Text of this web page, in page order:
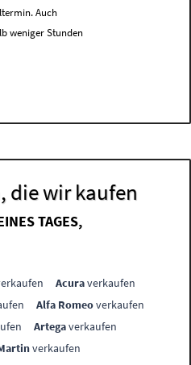
Auch
weniger Stunden
die wir kaufen
TAGES,
Acuraverkaufen
Alfa Romeoverkaufen
Artegaverkaufen
verkaufen